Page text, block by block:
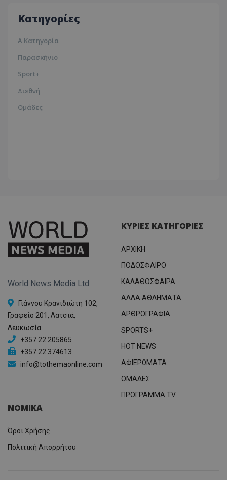
Κατηγορίες
Α Κατηγορία
Παρασκήνιο
Sport+
Διεθνή
Ομάδες
World News Media Ltd
Γιάννου Κρανιδιώτη 102,
Γραφείο 201, Λατσιά,
Λευκωσία
+357 22 205865
+357 22 374613
info@tothemaonline.com
ΚΥΡΙΕΣ ΚΑΤΗΓΟΡΙΕΣ
ΑΡΧΙΚΗ
ΠΟΔΟΣΦΑΙΡΟ
ΚΑΛΑΘΟΣΦΑΙΡΑ
ΑΛΛΑ ΑΘΛΗΜΑΤΑ
ΑΡΘΡΟΓΡΑΦΙΑ
SPORTS+
HOT NEWS
ΑΦΙΕΡΩΜΑΤΑ
ΟΜΑΔΕΣ
ΠΡΟΓΡΑΜΜΑ TV
ΝΟΜΙΚΑ
Όροι Χρήσης
Πολιτική Απορρήτου